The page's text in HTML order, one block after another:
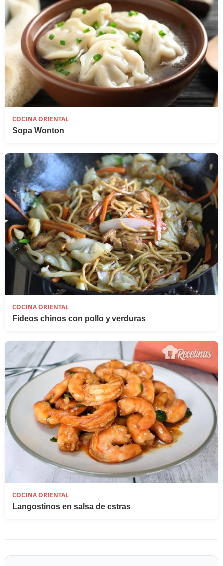
COCINA ORIENTAL
Sopa Wonton
COCINA ORIENTAL
Fideos chinos con pollo y verduras
COCINA ORIENTAL
Langostinos en salsa de ostras